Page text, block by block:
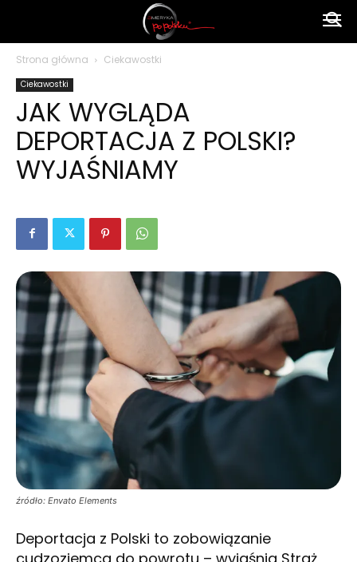
polsku
Strona główna Ciekawostki
Ciekawostki
JAK WYGLĄDA
DEPORTACJA Z POLSKI?
WYJAŚNIAMY
źródło: Envato Elements
Deportacja z Polski to zobowiązanie